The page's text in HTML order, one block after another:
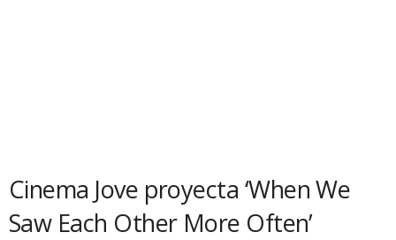
Cinema Jove proyecta ‘When We
Saw Each Other More Often’